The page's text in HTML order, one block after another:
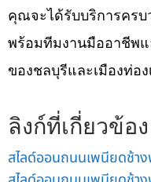
คุณจะได้รับบริการครบ
พร้อมทีมงานมืออาชีพ
ของชลบุรีและเมืองท่อง
ลิงก์ที่เกี่ยวข้อง
สไลด์ออนถนนเพนียดช้า